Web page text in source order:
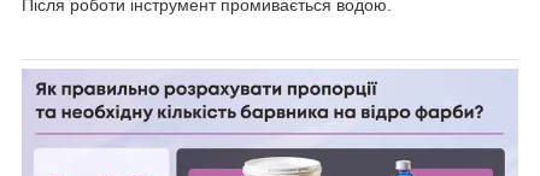
Після роботи інструмент промивається водою.